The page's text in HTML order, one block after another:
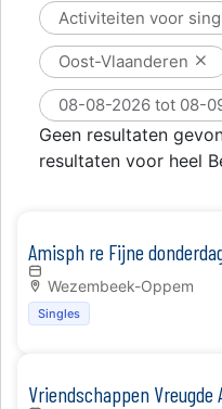
Activiteiten voor
Oost-Vlaanderen
08-08-2026 tot 08-
Geen resultaten
resultaten voor heel
Amisph re Fijne
Wezembeek-Oppem
Singles
Vriendschappen Vreugde